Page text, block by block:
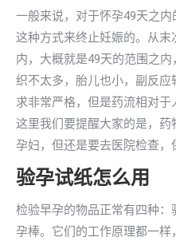
一般来说，对于怀孕49天之
这种方式来终止妊娠的。从
内，大概就是49天的范围之
织不太多，胎儿也小，副反
求非常严格，但是药流相对
这里我们要提醒大家的是，
孕妇，但还是要去医院检查，
验孕试纸怎么用
检验早孕的物品正常有四种
孕棒。它们的工作原理都一